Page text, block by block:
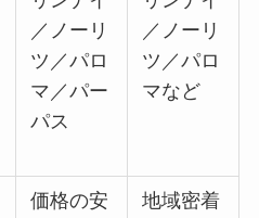
／ノーリ
ツ／パロ
マ／パー
パス
／ノーリ
ツ／パロ
マなど
価格の安
地域密着